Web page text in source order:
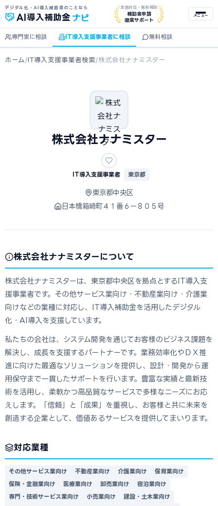
デジタル化・AI導入補助金のことなら
AI 導入補助金 ナビ
全国対応・無料相談
補助金申請
徹底サポート
メニュー
専門家に相談 IT導入支援事業者に相談 無料相談
ホーム /IT導入支援事業者検索/株式会社ナナミスター
株式会社ナナミスター
IT導入支援事業者 東京都
東京都中央区
日本橋箱崎町４１番６ー８０５号
株式会社ナナミスターについて
株式会社ナナミスターは、東京都中央区を拠点とするIT導入支
援事業者です。その他サービス業向け・不動産業向け・介護業
向けなどの業種に対応し、IT導入補助金を活用したデジタル
化・AI導入を支援しています。
私たちの会社は、システム開発を通じてお客様のビジネス課題を
解決し、成長を支援するパートナーです。業務効率化やＤＸ推
進に向けた最適なソリューションを提供し、設計・開発から運
用保守まで一貫したサポートを行います。豊富な実績と最新技
術を活用し、柔軟かつ高品質なサービスで多様なニーズにお応
えします。「信頼」と「成果」を重視し、お客様と共に未来を
創造する企業として、価値あるサービスを提供してまいります。
対応業種
その他サービス業向け 不動産業向け 介護業向け
保育業向け
保険・金融業向け
医療業向け 卸売業向け
宿泊業向け
専門・技術サービス業向け
小売業向け
建設・土木業向け